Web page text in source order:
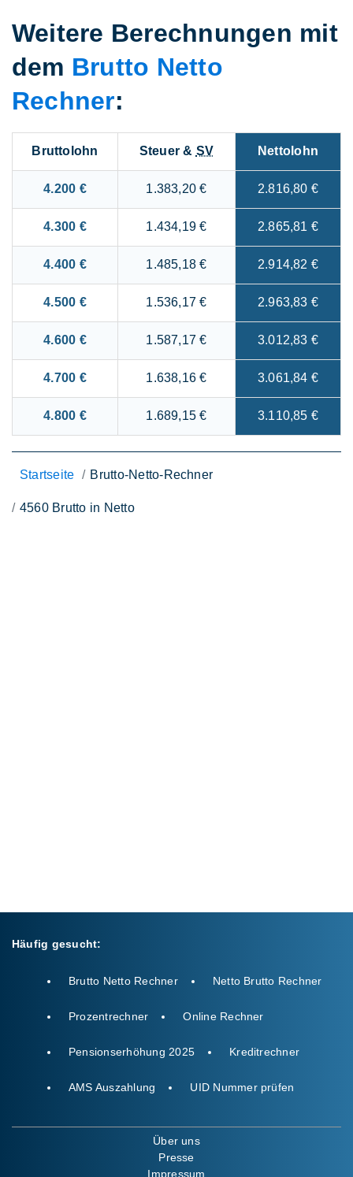
Weitere Berechnungen mit
dem Brutto Netto
Rechner:
Bruttolohn Steuer & SV Nettolohn
4.200 € 1.383,20 € 2.816,80 €
4.300 € 1.434,19 € 2.865,81 €
4.400 € 1.485,18 € 2.914,82 €
4.500 € 1.536,17 € 2.963,83 €
4.600 € 1.587,17 € 3.012,83 €
4.700 € 1.638,16 € 3.061,84 €
4.800 € 1.689,15 € 3.110,85 €
Startseite Brutto-Netto-Rechner
4560 Brutto in Netto
Häufig gesucht:
Brutto Netto Rechner Netto Brutto Rechner
Prozentrechner Online Rechner
Pensionserhöhung 2025 Kreditrechner
AMS Auszahlung UID Nummer prüfen
Über uns
Presse
Impressum